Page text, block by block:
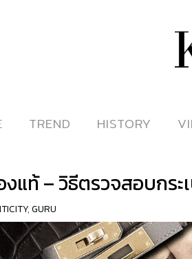
TREND
TREND HISTORY
HISTORY
แท้ – วิธีตรวจสอบกร
,GURU